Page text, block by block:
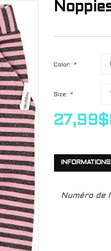
Color: *
Size: *
INFORMATIONS
Numéro de